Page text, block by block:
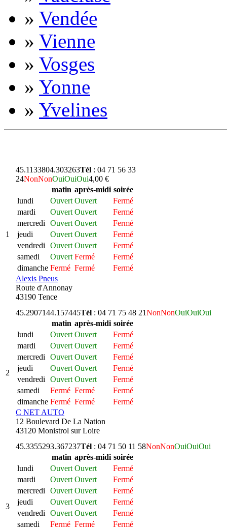
» Vendée
» Vienne
» Vosges
» Yonne
» Yvelines
1
45.1133804.303263Tél : 04 71 56 33
24NonNonOuiOuiOui4,00 €
matin après-midi soirée
lundi
Ouvert Ouvert
Fermé
mardi
Ouvert Ouvert
Fermé
mercredi
Ouvert Ouvert
Fermé
jeudi
Ouvert Ouvert
Fermé
vendredi
Ouvert Ouvert
Fermé
samedi
Ouvert Fermé
Fermé
dimanche Fermé Fermé
Fermé
Alexis Pneus
Route d'Annonay
43190 Tence
2
45.2907144.157445Tél : 04 71 75 48 21NonNonOuiOuiOui
matin après-midi soirée
lundi
Ouvert Ouvert
Fermé
mardi
Ouvert Ouvert
Fermé
mercredi
Ouvert Ouvert
Fermé
jeudi
Ouvert Ouvert
Fermé
vendredi
Ouvert Ouvert
Fermé
samedi
Fermé Fermé
Fermé
dimanche Fermé Fermé
Fermé
C NET AUTO
12 Boulevard De La Nation
43120 Monistrol sur Loire
3
45.3355293.367237Tél : 04 71 50 11 58NonNonOuiOuiOui
matin après-midi soirée
lundi
Ouvert Ouvert
Fermé
mardi
Ouvert Ouvert
Fermé
mercredi
Ouvert Ouvert
Fermé
jeudi
Ouvert Ouvert
Fermé
vendredi
Ouvert Ouvert
Fermé
samedi
Fermé Fermé
Fermé